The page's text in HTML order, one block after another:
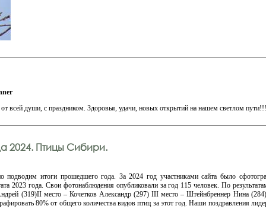
души, с праздником. Здоровья, удачи, новых открытий на нашем светлом
2024. Птицы Сибири.
подводим итоги прошедшего года. За 2024 год участниками сайта было
2023 года. Свои фотонаблюдения опубликовали за год 115 человек. По
(319)II место – Кочетков Александр (297) III место – Штейнбреннер Нина
80% от общего количества видов птиц за этот год. Наши поздравления